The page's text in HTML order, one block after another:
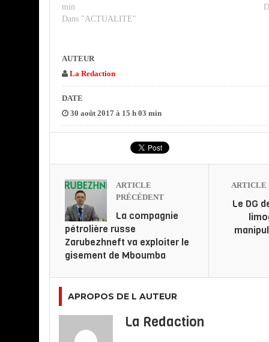
min
Dans "ACTUALITE"
AUTEUR
La Redaction
DATE
30 août 2017 à 15 h 03 min
ARTICLE
PRÉCÉDENT
La compagnie
pétrolière russe
Zarubezhneft va exploiter le
gisement de Mboumba
ARTICLE
Le DG
APROPOS DE L AUTEUR
La Redaction